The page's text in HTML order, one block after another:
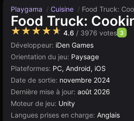
Playgama / Cuisine / Food Truck:
Food Truck:
★★★★★ 4.6 / 3976 votes 3
Développeur: iDen Games
Orientation du jeu: Paysage
Plateformes: PC, Android, iOS
Date de sortie: novembre 2024
Dernière mise à jour: août 2026
Moteur de jeu: Unity
Langues prises en charge: Anglais